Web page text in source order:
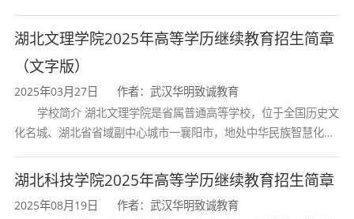
首轮“双一流”成效
湖北文理学院2025年高等学历继续教育招生简章
（文字版）
2025年03月27日
作者：武汉华明致诚教育
学校简介 湖北文理学院是省属普通高等学校，位于全国历史文
化名城、湖北省省域副中心城市一襄阳市，地处中华民族智慧化身
学校、全国普通
湖北科技学院2025年高等学历继续教育招生简章
2025年08月19日
作者：武汉华明致诚教育